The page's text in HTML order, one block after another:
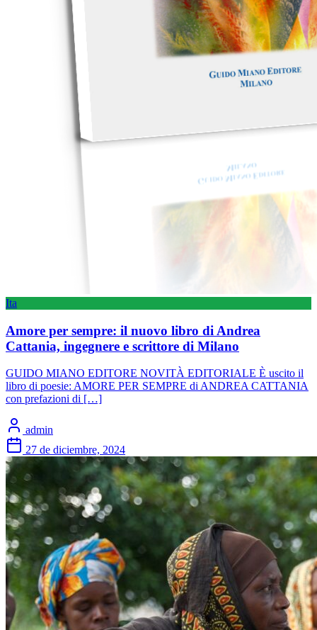
Ita
Amore per sempre: il nuovo libro di Andrea
Cattania, ingegnere e scrittore di Milano
GUIDO MIANO EDITORE NOVITÀ EDITORIALE È uscito il
libro di poesie: AMORE PER SEMPRE di ANDREA CATTANIA
con prefazioni di […]
admin
27 de diciembre, 2024